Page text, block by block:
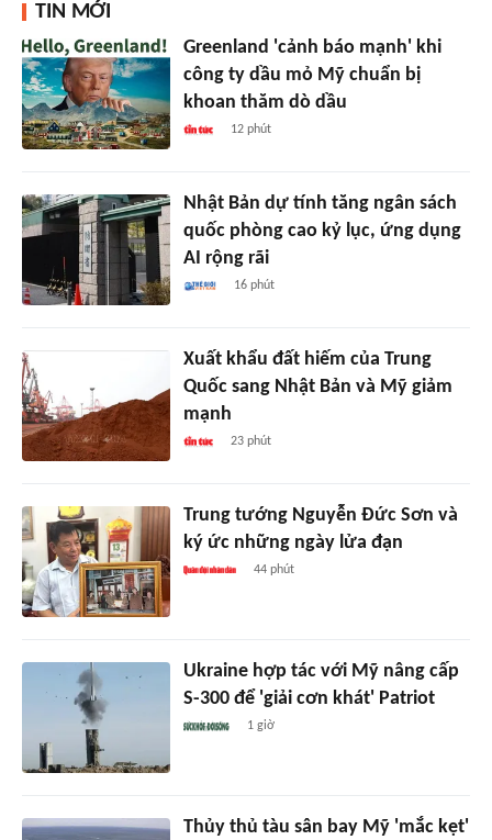
TIN MỚI
Greenland 'cảnh báo mạnh' khi
công ty dầu mỏ Mỹ chuẩn bị
khoan thăm dò dầu
12 phút
Nhật Bản dự tính tăng ngân sách
quốc phòng cao kỷ lục, ứng dụng
AI rộng rãi
16 phút
Xuất khẩu đất hiếm của Trung
Quốc sang Nhật Bản và Mỹ giảm
mạnh
23 phút
Trung tướng Nguyễn Đức Sơn và
ký ức những ngày lửa đạn
44 phút
Ukraine hợp tác với Mỹ nâng cấp
S-300 để 'giải cơn khát' Patriot
1 giờ
Thủy thủ tàu sân bay Mỹ 'mắc kẹt'